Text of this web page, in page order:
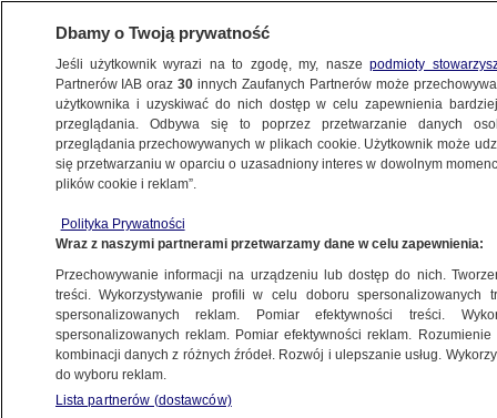
ŚWIAT
św. Zdzisławy. Jest jeden problem
Oprac.Milena Zawiślińska
15.05.2026, 21:10
Udostępnij
Dbamy o Twoją prywatność
Jeśli użytkownik wyrazi na to zgodę, my, naszepodmioty
Partnerów IAB oraz30 innych Zaufanych Partnerów może
użytkownika i uzyskiwać do nich dostęp w celu zapewnienia
przeglądania. Odbywa się to poprzez przetwarzanie danych
przeglądania przechowywanych w plikach cookie. Użytkownik może
się przetwarzaniu w oparciu o uzasadniony interes w dowolnym
plików cookie i reklam”.
Polityka Prywatności
Wraz z naszymi partnerami przetwarzamy dane w celu zapewnienia:
Przechowywanie informacji na urządzeniu lub dostęp do nich.
treści. Wykorzystywanie profili w celu doboru spersonalizowanych
spersonalizowanych reklam. Pomiar efektywności treści.
spersonalizowanych reklam. Pomiar efektywności reklam.
kombinacji danych z różnych źródeł. Rozwój i ulepszanie usług.
do wyboru reklam.
Lista partnerów (dostawców)